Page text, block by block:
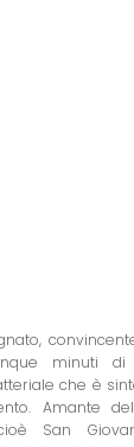
minuti di
che è
Amante
San